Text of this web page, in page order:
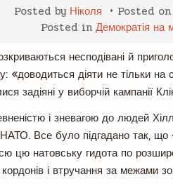
Posted by Ніколя Posted on
Posted in Демократія на
несподівані й
діяти не тільки на
задіяні у виборчій кампанії
і зневагою до людей
Все було підгадано так,
цю натовську гидота по
і втручання за межами